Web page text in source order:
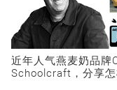
近年人气燕麦奶品牌
Schoolcraft，分享怎